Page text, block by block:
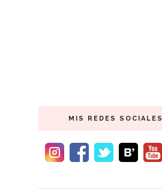
MIS REDES SOCIALES